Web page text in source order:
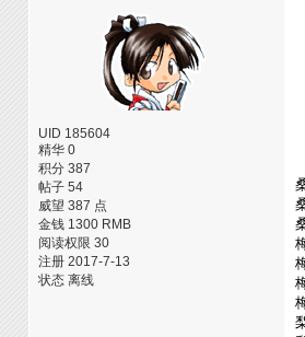
UID 185604
精华 0
积分 387
帖子 54
威望 387 点
金钱 1300 RMB
阅读权限 30
注册 2017-7-13
状态 离线